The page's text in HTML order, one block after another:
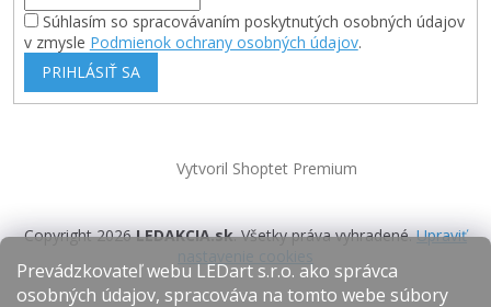
Prevádzkovateľ webu LEDart s.r.o. ako správca
osobných údajov, spracováva na tomto webe súbory
Súhlasím so spracovávaním poskytnutých osobných údajov
v zmysle Podmienok ochrany osobných údajov.
PRIHLÁSIŤ SA
Vytvoril Shoptet Premium
Copyright 2026LEDAKCIA.sk. Všetky práva vyhradené.Upraviť